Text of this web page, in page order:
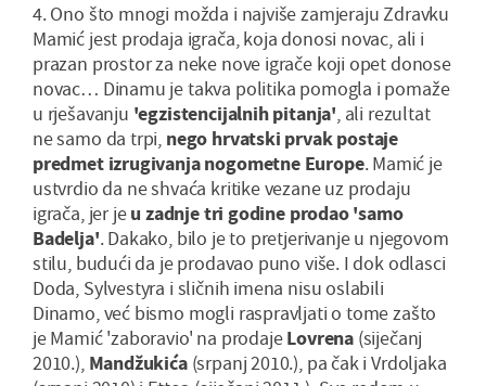
4. Ono što mnogi možda i najviše zamjeraju Zdravku
Mamić jest prodaja igrača, koja donosi novac, ali i
prazan prostor za neke nove igrače koji opet donose
novac… Dinamu je takva politika pomogla i pomaže
u rješavanju 'egzistencijalnih pitanja', ali rezultat
ne samo da trpi, nego hrvatski prvak postaje
predmet izrugivanja nogometne Europe. Mamić je
ustvrdio da ne shvaća kritike vezane uz prodaju
igrača, jer jeu zadnje tri godine prodao 'samo
Badelja'. Dakako, bilo je to pretjerivanje u njegovom
stilu, budući da je prodavao puno više. I dok odlasci
Doda, Sylvestyra i sličnih imena nisu oslabili
Dinamo, već bismo mogli raspravljati o tome zašto
je Mamić 'zaboravio' na prodajeLovrena (siječanj
2010.), Mandžukića (srpanj 2010.), pa čak i Vrdoljaka